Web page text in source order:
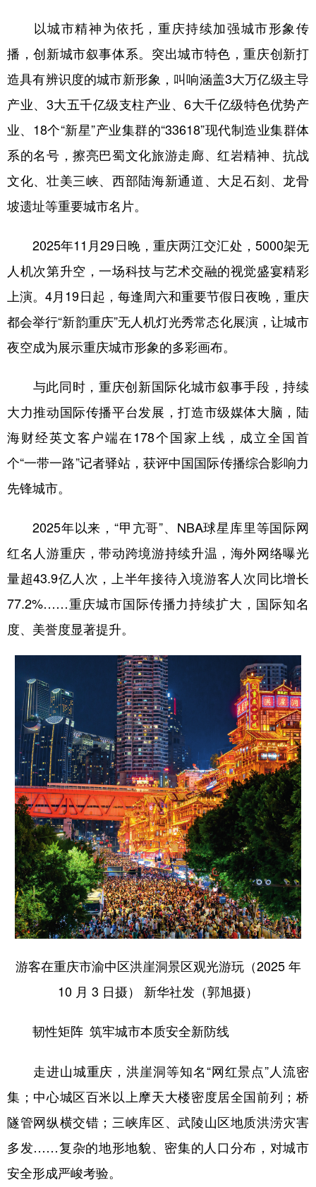
以城市精神为依托，重庆持续加强城市形象传
播，创新城市叙事体系。突出城市特色，重庆创新打
造具有辨识度的城市新形象，叫响涵盖3大万亿级主导
产业、3大五千亿级支柱产业、6大千亿级特色优势产
业、18个“新星”产业集群的“33618”现代制造业集群体
系的名号，擦亮巴蜀文化旅游走廊、红岩精神、抗战
文化、壮美三峡、西部陆海新通道、大足石刻、龙骨
坡遗址等重要城市名片。
2025年11月29日晚，重庆两江交汇处，5000架无
人机次第升空，一场科技与艺术交融的视觉盛宴精彩
上演。4月19日起，每逢周六和重要节假日夜晚，重庆
都会举行“新韵重庆”无人机灯光秀常态化展演，让城市
夜空成为展示重庆城市形象的多彩画布。
与此同时，重庆创新国际化城市叙事手段，持续
大力推动国际传播平台发展，打造市级媒体大脑，陆
海财经英文客户端在178个国家上线，成立全国首
个“一带一路”记者驿站，获评中国国际传播综合影响力
先锋城市。
2025年以来，“甲亢哥”、NBA球星库里等国际网
红名人游重庆，带动跨境游持续升温，海外网络曝光
量超43.9亿人次，上半年接待入境游客人次同比增长
77.2%……重庆城市国际传播力持续扩大，国际知名
度、美誉度显著提升。
游客在重庆市渝中区洪崖洞景区观光游玩（2025 年
10 月 3 日摄） 新华社发（郭旭摄）
韧性矩阵 筑牢城市本质安全新防线
走进山城重庆，洪崖洞等知名“网红景点”人流密
集；中心城区百米以上摩天大楼密度居全国前列；桥
隧管网纵横交错；三峡库区、武陵山区地质洪涝灾害
多发……复杂的地形地貌、密集的人口分布，对城市
安全形成严峻考验。